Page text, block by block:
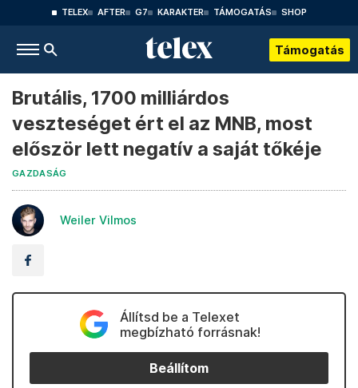
TELEX AFTER G7 KARAKTER TÁMOGATÁS SHOP
Támogatás
Brutális, 1700 milliárdos
veszteséget ért el az MNB, most
először lett negatív a saját tőkéje
GAZDASÁG
Weiler Vilmos
Állítsd be a Telexet
megbízható forrásnak!
Beállítom